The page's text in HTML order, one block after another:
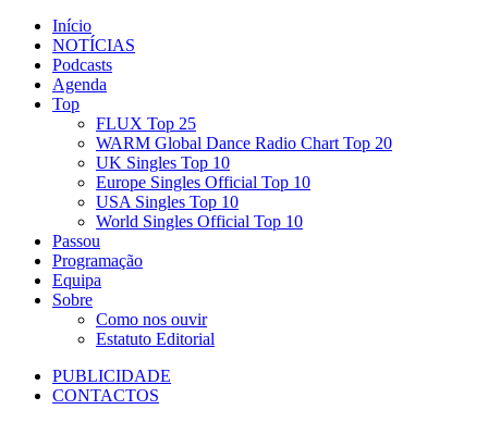
Início
NOTÍCIAS
Podcasts
Agenda
Top
FLUX Top 25
WARM Global Dance Radio Chart Top 20
UK Singles Top 10
Europe Singles Official Top 10
USA Singles Top 10
World Singles Official Top 10
Passou
Programação
Equipa
Sobre
Como nos ouvir
Estatuto Editorial
PUBLICIDADE
CONTACTOS